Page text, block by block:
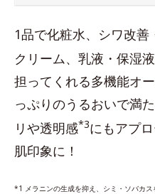
1品で化粧水、シワ改善
クリーム、乳液・保湿
担ってくれる多機能オ
っぷりのうるおいで満
リや透明感*3にもアプ
肌印象に！
*1 メラニンの生成を抑え、シミ・ソバカス